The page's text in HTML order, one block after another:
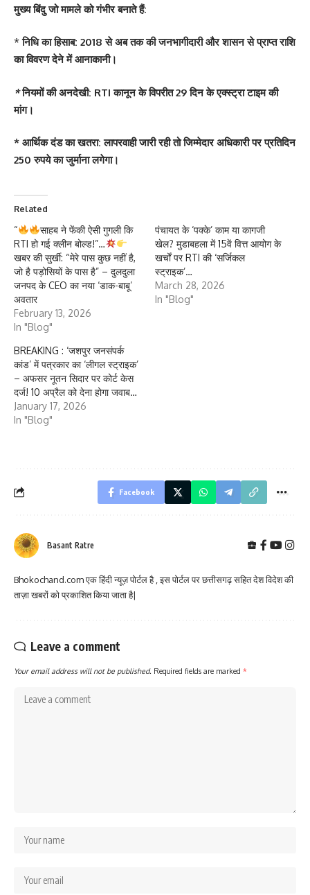
मुख्य बिंदु जो मामले को गंभीर बनाते हैं:
*निधि का हिसाब: 2018 से अब तक की जनभागीदारी और शासन से प्राप्त राशि
का विवरण देने में आनाकानी।
* नियमों की अनदेखी: RTI कानून के विपरीत 29 दिन के एक्स्ट्रा टाइम की
मांग।
* आर्थिक दंड का खतरा: लापरवाही जारी रही तो जिम्मेदार अधिकारी पर प्रतिदिन
250 रुपये का जुर्माना लगेगा।
Related
“
साहब ने फेंकी ऐसी गुगली कि
RTI हो गई क्लीन बोल्ड!”…
खबर की सुर्खी: “मेरे पास कुछ नहीं है,
जो है पड़ोसियों के पास है” – दुलदुला
जनपद के CEO का नया ‘डाक-बाबू’
अवतार
February 13, 2026
In "Blog"
पंचायत के ‘पक्के’ काम या कागजी
खेल? मुडाबहला में 15वें वित्त आयोग के
खर्चों पर RTI की ‘सर्जिकल
स्ट्राइक’…
March 28, 2026
In "Blog"
BREAKING : ‘जशपुर जनसंपर्क
कांड’ में पत्रकार का ‘लीगल स्ट्राइक’
– अफसर नूतन सिदार पर कोर्ट केस
दर्ज! 10 अप्रैल को देना होगा जवाब…
January 17, 2026
In "Blog"
Facebook
Basant Ratre
Bhokochand.com एक हिंदी न्यूज़ पोर्टल है , इस पोर्टल पर छत्तीसगढ़ सहित देश विदेश की
ताज़ा खबरों को प्रकाशित किया जाता है|
Leave a comment
Your email address will not be published. Required fields are marked *